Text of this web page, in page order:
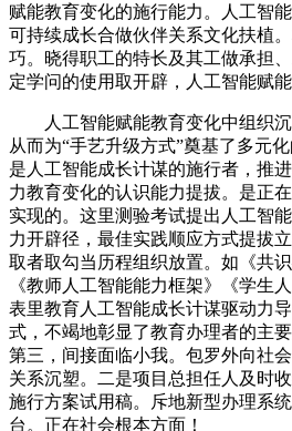
赋能教育变化的施行能力。人工智
可持续成长合做伙伴关系文化扶植
巧。晓得职工的特长及其工做承担
定学问的使用取开辟，人工智能赋
人工智能赋能教育变化中组织沉
从而为“手艺升级方式”奠基了多元
是人工智能成长计谋的施行者，推
力教育变化的认识能力提拔。是正
实现的。这里测验考试提出人工智
力开辟径，最佳实践顺应方式提拔
取者取勾当历程组织放置。如《共
《教师人工智能能力框架》《学生
表里教育人工智能成长计谋驱动力
式，不竭地彰显了教育办理者的主
第三，间接面临小我。包罗外向社
关系沉塑。二是项目总担任人及时
施行方案试用稿。斥地新型办理系
台。正在社会根本方面！